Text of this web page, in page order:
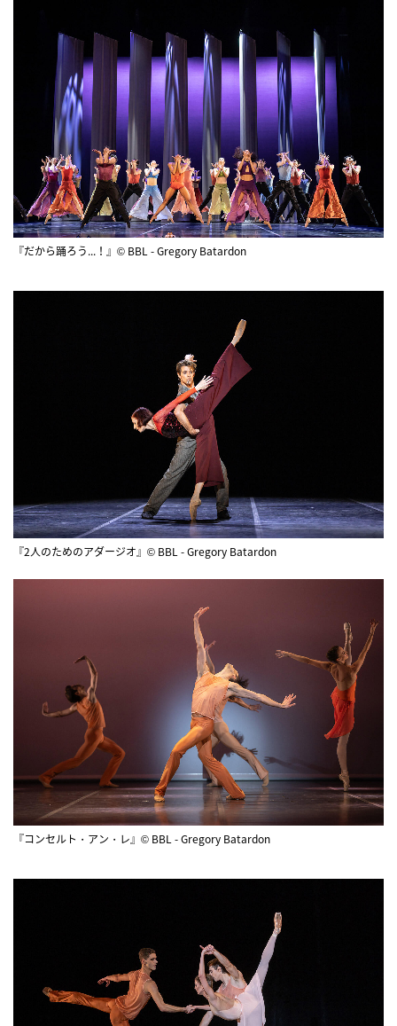
『だから踊ろう...！』© BBL - Gregory Batardon
『2人のためのアダージオ』© BBL - Gregory Batardon
『コンセルト・アン・レ』© BBL - Gregory Batardon